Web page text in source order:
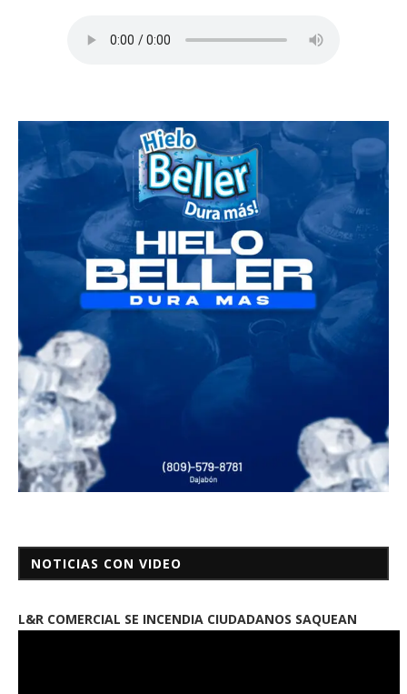
NOTICIAS CON VIDEO
L&R COMERCIAL SE INCENDIA CIUDADANOS SAQUEAN